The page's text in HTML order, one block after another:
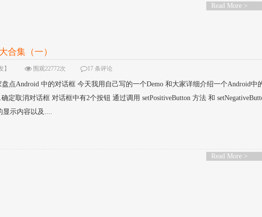
Read More >
合集（一）
】 围观22772次 17 条评论
点Android 中的对话框 今天我用自己写的一个Demo 和大家详细介绍一个Android中
定取消对话框 对话框中有2个按钮 通过调用 setPositiveButton 方法 和
显示内容以及....
Read More >